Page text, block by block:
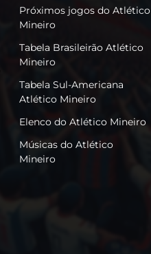
Próximos jogos do Atlético
Mineiro
Tabela Brasileirão Atlético
Mineiro
Tabela Sul-Americana
Atlético Mineiro
Elenco do Atlético Mineiro
Músicas do Atlético
Mineiro